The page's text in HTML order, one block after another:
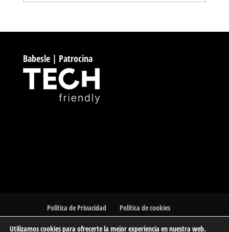
Babesle | Patrocina
Política de Privacidad Política de cookies
Utilizamos cookies para ofrecerte la mejor experiencia en nuestra web.